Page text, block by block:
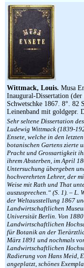
Wittmack, Louis. Musa
Inaugural-Dissertation
Schwetschke 1867. 8°.
Leinenband mit goldgepr.
Sehr seltene Dissertation
Ludewig Wittmack (1839-
Ensete, welche in den
botanischen Gartens zierte
Pracht und Grossartigkeit
ihrem Absterben, im April
Untersuchung übergeben
hochverehrten Lehrer, der
Weise mit Rath und That
auszusprechen.“ (S. 1). –
der Weltausstellung 1867
Landwirtschaftlichen
Universität Berlin. Von
Landwirtschaftlichen
für Botanik an der
März 1891 und nochmals
Landwirtschaftlichen
Radierung von Hans Meid,
angeplatzt, schönes